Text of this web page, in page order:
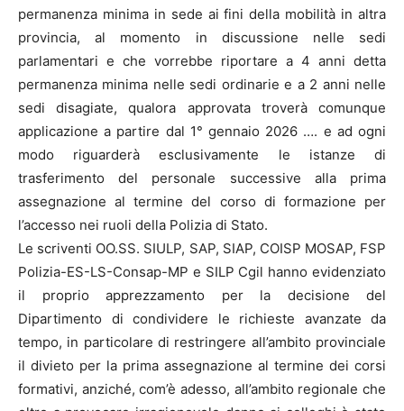
permanenza minima in sede ai fini della mobilità in altra
provincia, al momento in discussione nelle sedi
parlamentari e che vorrebbe riportare a 4 anni detta
permanenza minima nelle sedi ordinarie e a 2 anni nelle
sedi disagiate, qualora approvata troverà comunque
applicazione a partire dal 1° gennaio 2026 …. e ad ogni
modo riguarderà esclusivamente le istanze di
trasferimento del personale successive alla prima
assegnazione al termine del corso di formazione per
l’accesso nei ruoli della Polizia di Stato.
Le scriventi OO.SS. SIULP, SAP, SIAP, COISP MOSAP, FSP
Polizia-ES-LS-Consap-MP e SILP Cgil hanno evidenziato
il proprio apprezzamento per la decisione del
Dipartimento di condividere le richieste avanzate da
tempo, in particolare di restringere all’ambito provinciale
il divieto per la prima assegnazione al termine dei corsi
formativi, anziché, com’è adesso, all’ambito regionale che